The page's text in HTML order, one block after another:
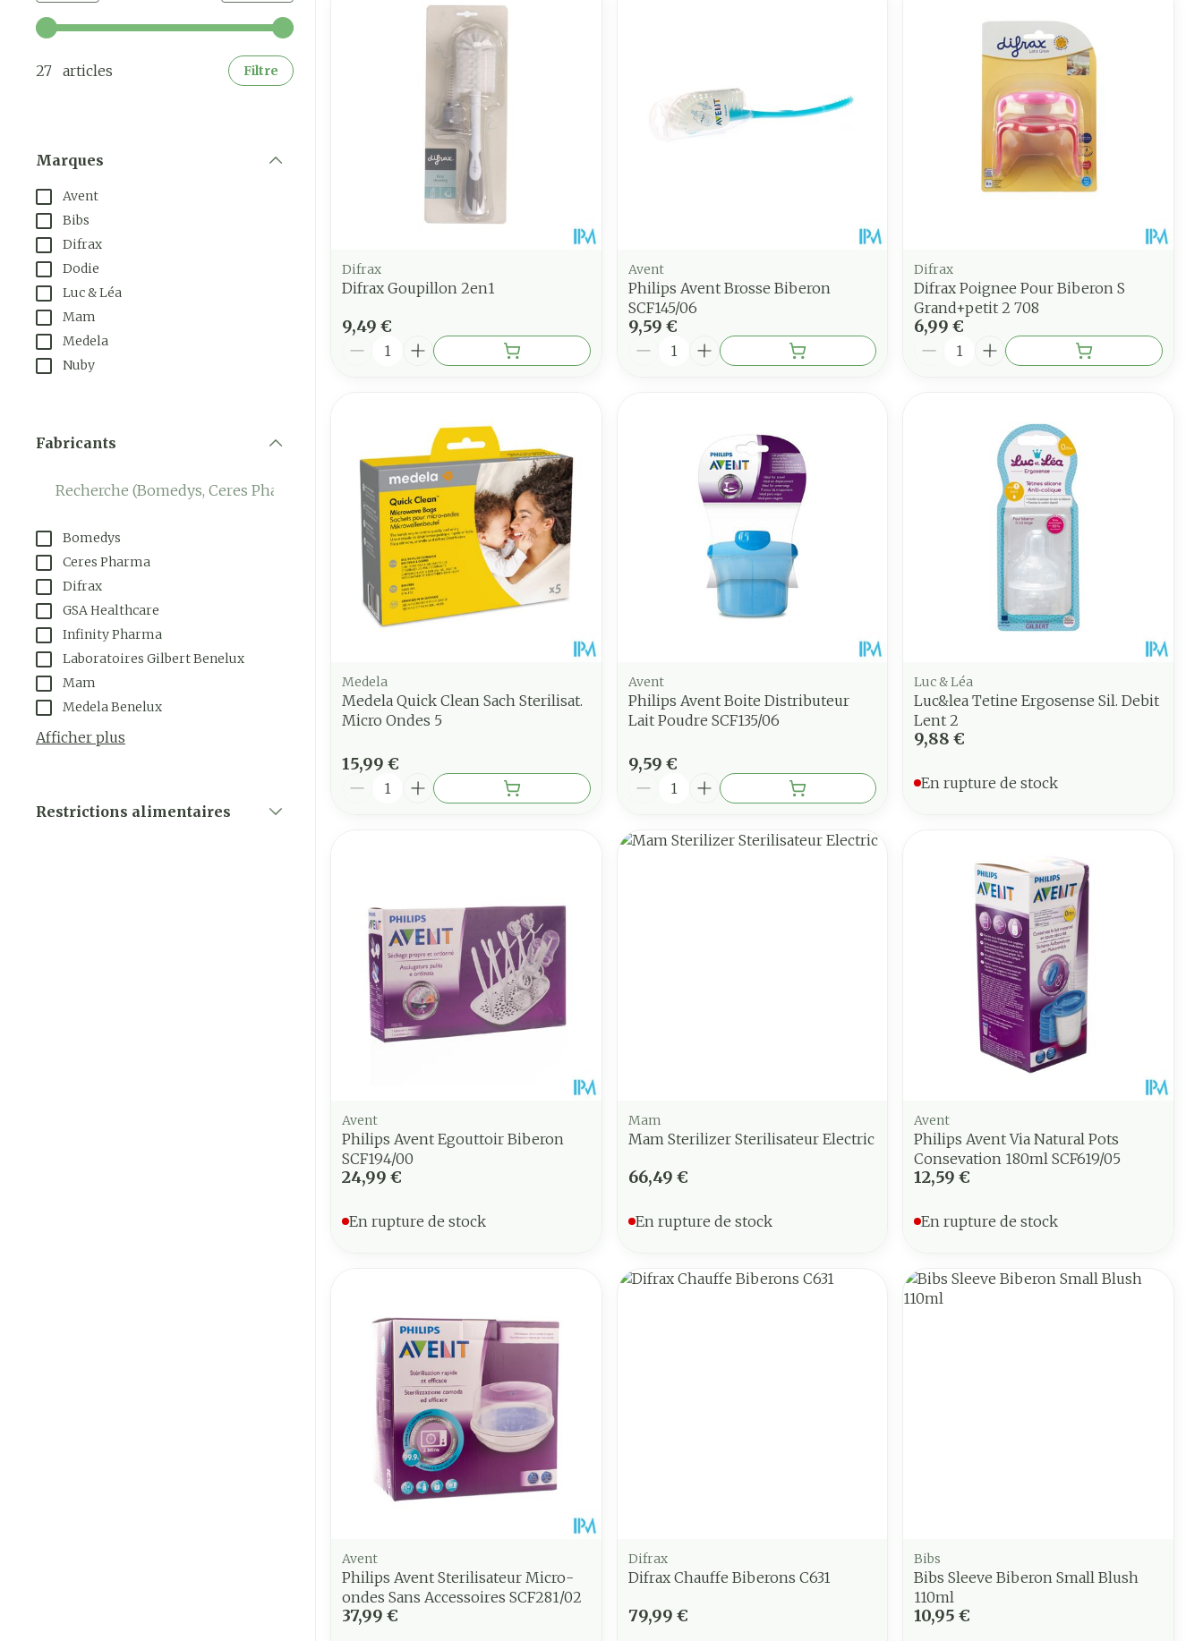
Utilisez les touches fléchées gauche et droite pour ajuster les valeurs minimales et maximales du prix.
27 articles Filtre
Marques
Avent
Bibs
Difrax
Dodie
Luc & Léa
Mam
Medela
Nuby
Fabricants
Bomedys
Ceres Pharma
Difrax
GSA Healthcare
Infinity Pharma
Laboratoires Gilbert Benelux
Mam
Medela Benelux
Afficher plus
Restrictions alimentaires
Difrax
Difrax Goupillon 2en1
9,49 €
Quantité
Avent
Philips Avent Brosse Biberon
SCF145/06
9,59 €
Quantité
Difrax
Difrax Poignee Pour Biberon S
Grand+petit 2 708
6,99 €
Quantité
Medela
Medela Quick Clean Sach Sterilisat.
Micro Ondes 5
15,99 €
Quantité
Avent
Philips Avent Boite Distributeur
Lait Poudre SCF135/06
9,59 €
Quantité
Luc & Léa
Luc&lea Tetine Ergosense Sil. Debit
Lent 2
9,88 €
En rupture de stock
Avent
Philips Avent Egouttoir Biberon
SCF194/00
24,99 €
En rupture de stock
Mam
Mam Sterilizer Sterilisateur Electric
66,49 €
En rupture de stock
Avent
Philips Avent Via Natural Pots
Consevation 180ml SCF619/05
12,59 €
En rupture de stock
Avent
Philips Avent Sterilisateur Micro-
ondes Sans Accessoires SCF281/02
37,99 €
Difrax
Difrax Chauffe Biberons C631
79,99 €
Bibs
Bibs Sleeve Biberon Small Blush
110ml
10,95 €